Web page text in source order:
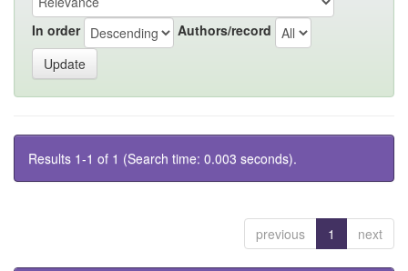
In order Authors/record
Results 1-1 of 1 (Search time: 0.003 seconds).
previous 1 next